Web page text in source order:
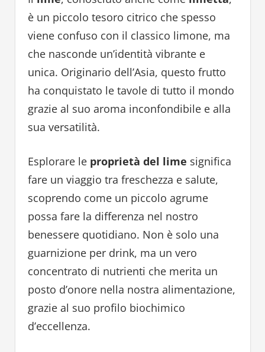
è un piccolo tesoro citrico che spesso
viene confuso con il classico limone, ma
che nasconde un’identità vibrante e
unica. Originario dell’Asia, questo frutto
ha conquistato le tavole di tutto il mondo
grazie al suo aroma inconfondibile e alla
sua versatilità.
Esplorare le proprietà del lime significa
fare un viaggio tra freschezza e salute,
scoprendo come un piccolo agrume
possa fare la differenza nel nostro
benessere quotidiano. Non è solo una
guarnizione per drink, ma un vero
concentrato di nutrienti che merita un
posto d’onore nella nostra alimentazione,
grazie al suo profilo biochimico
d’eccellenza.